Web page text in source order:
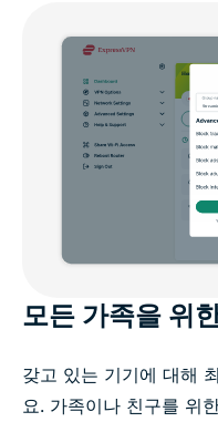
모든 가족을 위
갖고 있는 기기에 대해
요. 가족이나 친구를 위